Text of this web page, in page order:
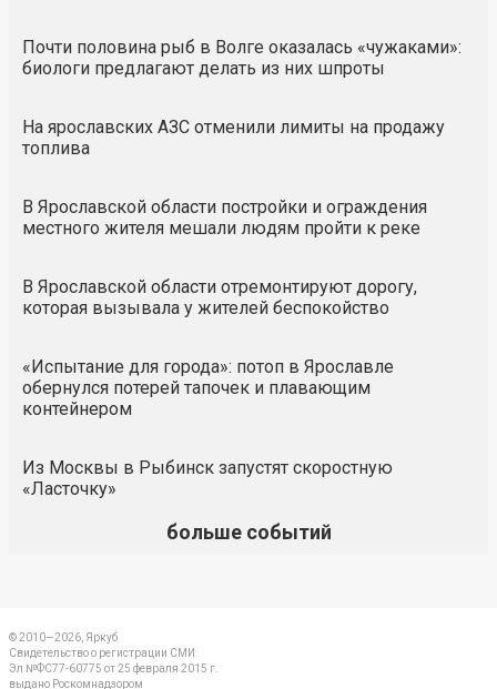
Почти половина рыб в Волге оказалась «чужаками»:
биологи предлагают делать из них шпроты
На ярославских АЗС отменили лимиты на продажу
топлива
В Ярославской области постройки и ограждения
местного жителя мешали людям пройти к реке
В Ярославской области отремонтируют дорогу,
которая вызывала у жителей беспокойство
«Испытание для города»: потоп в Ярославле
обернулся потерей тапочек и плавающим
контейнером
Из Москвы в Рыбинск запустят скоростную
«Ласточку»
больше событий
© 2010—2026, Яркуб
Свидетельство о регистрации СМИ:
Эл №ФС77-60775 от 25 февраля 2015 г.
выдано Роскомнадзором